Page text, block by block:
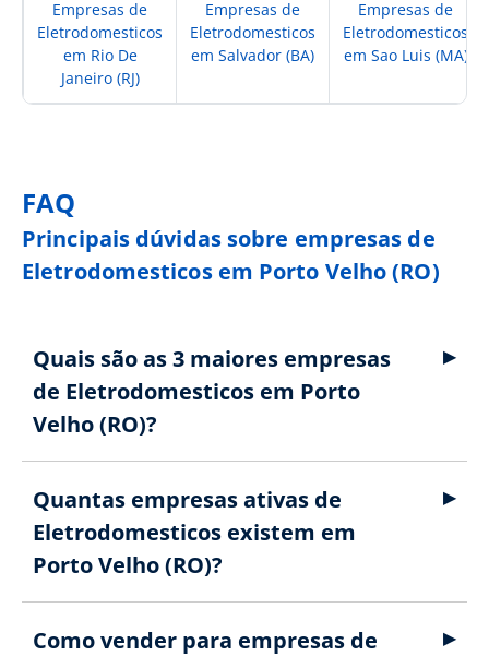
Empresas de
Eletrodomesticos
em Rio De
Janeiro (RJ)
Empresas de
Eletrodomesticos
em Salvador (BA)
Empresas de
Eletrodomesticos
em Sao Luis (MA)
FAQ
Principais dúvidas sobre empresas de
Eletrodomesticos em Porto Velho (RO)
Quais são as 3 maiores empresas
de Eletrodomesticos em Porto
Velho (RO)?
Quantas empresas ativas de
Eletrodomesticos existem em
Porto Velho (RO)?
Como vender para empresas de